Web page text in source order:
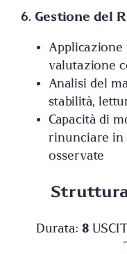
6. Gestione del
Applicazione
valutazione
Analisi del
stabilità,
Capacità di
rinunciare in
osservate
Struttura
Durata: 8